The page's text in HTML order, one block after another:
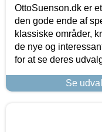
OttoSuenson.dk er
den gode ende af
klassiske områder,
de nye og
for at se deres
Se